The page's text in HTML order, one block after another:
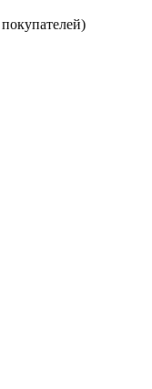
покупателей)